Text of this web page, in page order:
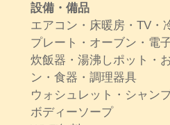
設備・備品
エアコン・床暖房・TV・
プレート・オーブン・電
炊飯器・湯沸しポット・
ン・食器・調理器具
ウォシュレット・シャン
ボディーソープ